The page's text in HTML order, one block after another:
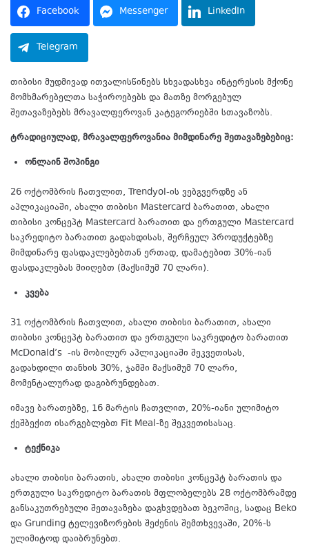
Facebook Messenger LinkedIn
Telegram
თიბისი მუდმივად ითვალისწინებს სხვადასხვა ინტერესის მქონე
მომხმარებელთა საჭიროებებს და მათზე მორგებულ
შეთავაზებებს მრავალფეროვან კატეგორიებში სთავაზობს.
ტრადიციულად, მრავალფეროვანია მიმდინარე შეთავაზებებიც:
ონლაინ შოპინგი
26 ოქტომბრის ჩათვლით, Trendyol-ის ვებგვერდზე ან
აპლიკაციაში, ახალი თიბისი Mastercard ბარათით, ახალი
თიბისი კონცეპტ Mastercard ბარათით და ერთგული Mastercard
საკრედიტო ბარათით გადახდისას, შერჩეულ პროდუქტებზე
მიმდინარე ფასდაკლებებთან ერთად, დამატებით 30%-იან
ფასდაკლებას მიიღებთ (მაქსიმუმ 70 ლარი).
კვება
31 ოქტომბრის ჩათვლით, ახალი თიბისი ბარათით, ახალი
თიბისი კონცეპტ ბარათით და ერთგული საკრედიტო ბარათით
McDonald’s -ის მობილურ აპლიკაციაში შეკვეთისას,
გადახდილი თანხის 30%, ჯამში მაქსიმუმ 70 ლარი,
მომენტალურად დაგიბრუნდებათ.
იმავე ბარათებზე, 16 მარტის ჩათვლით, 20%-იანი ულიმიტო
ქეშბექით ისარგებლებთ Fit Meal-ზე შეკვეთისასაც.
ტექნიკა
ახალი თიბისი ბარათის, ახალი თიბისი კონცეპტ ბარათის და
ერთგული საკრედიტო ბარათის მფლობელებს 28 ოქტომბრამდე
განსაკუთრებული შეთავაზება დაგხვდებათ ბეკოშიც, სადაც Beko
და Grunding ტელევიზორების შეძენის შემთხვევაში, 20%-ს
ულიმიტოდ დაიბრუნებთ.